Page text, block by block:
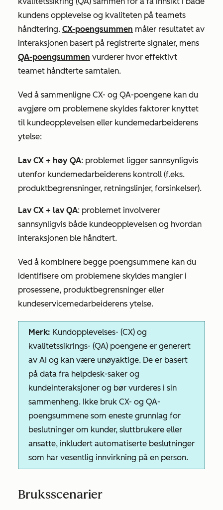
kundens opplevelse og kvaliteten på teamets
håndtering. CX-poengsummen måler resultatet av
interaksjonen basert på registrerte signaler, mens
QA-poengsummen vurderer hvor effektivt
teamet håndterte samtalen.
Ved å sammenligne CX- og QA-poengene kan du
avgjøre om problemene skyldes faktorer knyttet
til kundeopplevelsen eller kundemedarbeiderens
ytelse:
Lav CX + høy QA: problemet ligger sannsynligvis
utenfor kundemedarbeiderens kontroll (f.eks.
produktbegrensninger, retningslinjer, forsinkelser).
Lav CX + lav QA: problemet involverer
sannsynligvis både kundeopplevelsen og hvordan
interaksjonen ble håndtert.
Ved å kombinere begge poengsummene kan du
identifisere om problemene skyldes mangler i
prosessene, produktbegrensninger eller
kundeservicemedarbeiderens ytelse.
Merk: Kundopplevelses- (CX) og
kvalitetssikrings- (QA) poengene er generert
av AI og kan være unøyaktige. De er basert
på data fra helpdesk-saker og
kundeinteraksjoner og bør vurderes i sin
sammenheng. Ikke bruk CX- og QA-
poengsummene som eneste grunnlag for
beslutninger om kunder, sluttbrukere eller
ansatte, inkludert automatiserte beslutninger
som har vesentlig innvirkning på en person.
Bruksscenarier